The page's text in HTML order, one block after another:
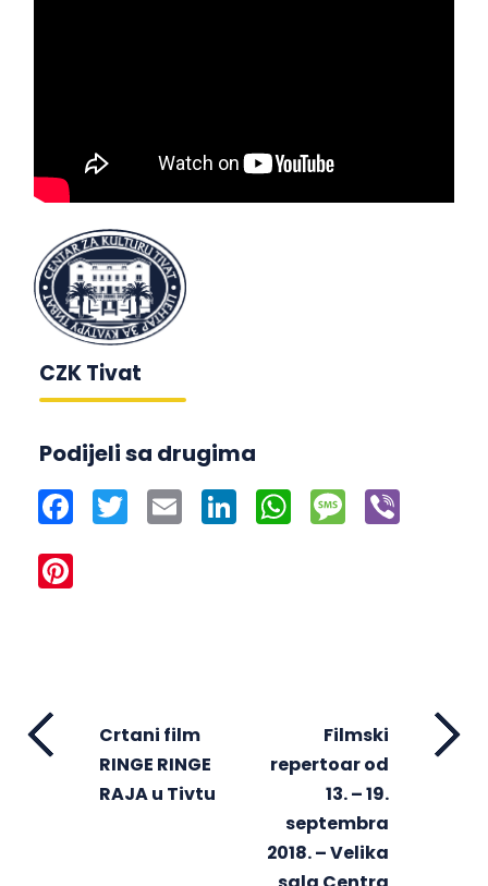
CZK Tivat
Podijeli sa drugima
Facebook
Twitter Email LinkedInWhatsApp
Message
Crtani film
RINGE RINGE
RAJA u Tivtu
Filmski
repertoar od
13. – 19.
septembra
2018. – Velika